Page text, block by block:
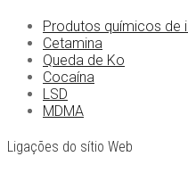
Produtos químicos de
Cetamina
Queda de Ko
Cocaína
LSD
MDMA
Ligações do sítio Web